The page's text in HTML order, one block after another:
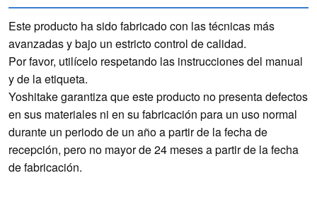
Este producto ha sido fabricado con las técnicas más
avanzadas y bajo un estricto control de calidad.
Por favor, utilícelo respetando las instrucciones del manual
y de la etiqueta.
Yoshitake garantiza que este producto no presenta defectos
en sus materiales ni en su fabricación para un uso normal
durante un periodo de un año a partir de la fecha de
recepción, pero no mayor de 24 meses a partir de la fecha
de fabricación.